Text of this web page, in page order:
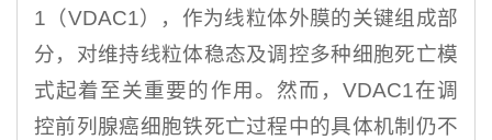
1（VDAC1），作为线粒体外膜的关键组成部
分，对维持线粒体稳态及调控多种细胞死亡模
式起着至关重要的作用。然而，VDAC1在调
控前列腺癌细胞铁死亡过程中的具体机制仍不